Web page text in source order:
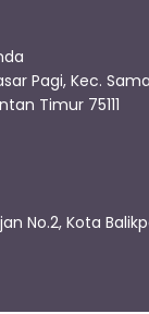
Pagi, Kec.
Timur 75111
No.2, Kota